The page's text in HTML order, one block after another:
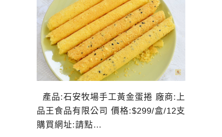
產品:石安牧場手工黃金蛋捲 廠商:上
品王食品有限公司 價格:$299/盒/12支
購買網址:請點…